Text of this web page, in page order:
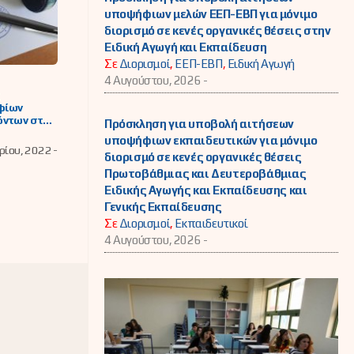
στην
2022-
2022 -
υποψήφιων μελών ΕΕΠ-ΕΒΠ για μόνιμο
διορισμό σε κενές οργανικές θέσεις στην
Ειδική Αγωγή και Εκπαίδευση
ΣεΔιορισμοί, ΕΕΠ-ΕΒΠ, Ειδική Αγωγή
4 Αυγούστου, 2026 -
Πρόσκληση για υποβολή αιτήσεων
υποψήφιων εκπαιδευτικών για μόνιμο
διορισμό σε κενές οργανικές θέσεις
Πρωτοβάθμιας και Δευτεροβάθμιας
Ειδικής Αγωγής και Εκπαίδευσης και
Γενικής Εκπαίδευσης
ΣεΔιορισμοί, Εκπαιδευτικοί
4 Αυγούστου, 2026 -